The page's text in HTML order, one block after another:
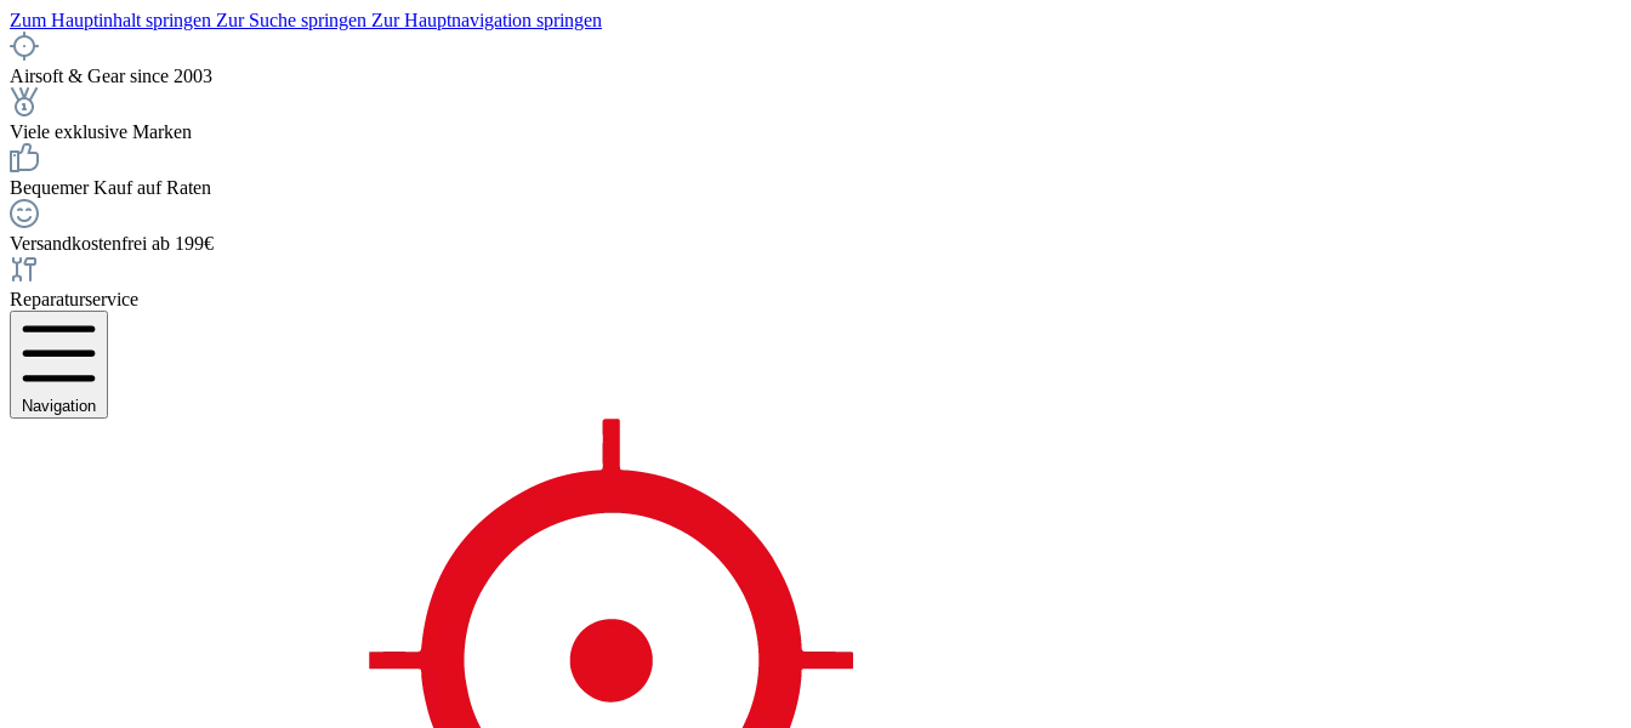
Zum Hauptinhalt springen Zur Suche springen Zur Hauptnavigation springen
Airsoft & Gear since 2003
Viele exklusive Marken
Bequemer Kauf auf Raten
Versandkostenfrei ab 199€
Reparaturservice
Navigation